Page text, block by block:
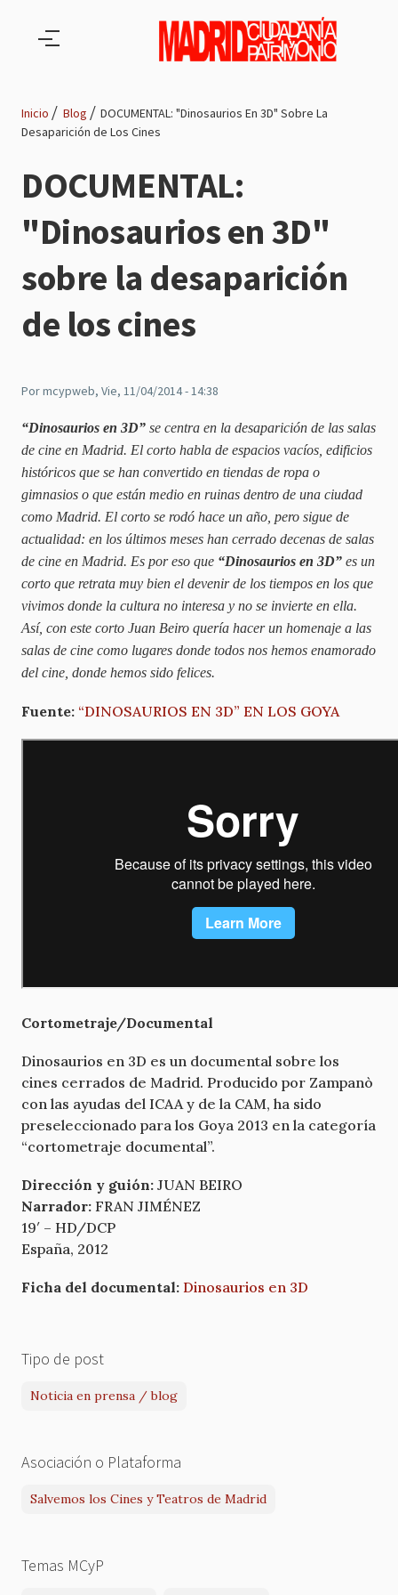
de
navegación
Inicio Blog
DOCUMENTAL: "Dinosaurios En 3D" Sobre La
Desaparición de Los Cines
DOCUMENTAL:
"Dinosaurios en 3D"
sobre la desaparición
de los cines
Pormcypweb, Vie, 11/04/2014 - 14:38
“Dinosaurios en 3D” se centra en la desaparición de las salas
de cine en Madrid. El corto habla de espacios vacíos, edificios
históricos que se han convertido en tiendas de ropa o
gimnasios o que están medio en ruinas dentro de una ciudad
como Madrid. El corto se rodó hace un año, pero sigue de
actualidad: en los últimos meses han cerrado decenas de salas
de cine en Madrid. Es por eso que “Dinosaurios en 3D” es un
corto que retrata muy bien el devenir de los tiempos en los que
vivimos donde la cultura no interesa y no se invierte en ella.
Así, con este corto Juan Beiro quería hacer un homenaje a las
salas de cine como lugares donde todos nos hemos enamorado
del cine, donde hemos sido felices.
Fuente: “DINOSAURIOS EN 3D” EN LOS GOYA
Cortometraje/Documental
Dinosaurios en 3D es un documental sobre los
cines cerrados de Madrid. Producido por Zampanò
con las ayudas del ICAA y de la CAM, ha sido
preseleccionado para los Goya 2013 en la categoría
“cortometraje documental”.
Dirección y guión: JUAN BEIRO
Narrador: FRAN JIMÉNEZ
19′ – HD/DCP
España, 2012
Ficha del documental: Dinosaurios en 3D
Tipo de post
Noticia en prensa / blog
Asociación o Plataforma
Salvemos los Cines y Teatros de Madrid
Temas MCyP